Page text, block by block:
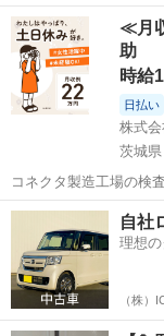
も同時販売しておりま
ECHO/ エコー...
愛知 名古屋市
≪月
助
時給
日払い
株式
茨城
コネクタ製造工場の検
日128日★クリーンル
★就業先食堂利用可！日
工場のお仕事 ◇コネク
茨城 常陸大宮市
自社
理想
（株）